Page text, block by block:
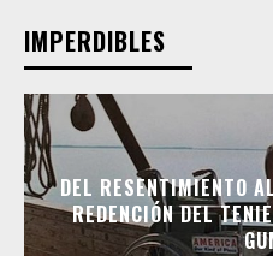
IMPERDIBLES
DEL RESENTIMIENTO
REDENCIÓN DEL